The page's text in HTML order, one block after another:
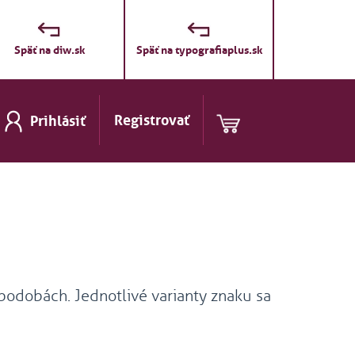
Späť na diw.sk Späť na typografiaplus.sk
Prihlásiť Registrovať
Jednotlivé varianty znaku sa